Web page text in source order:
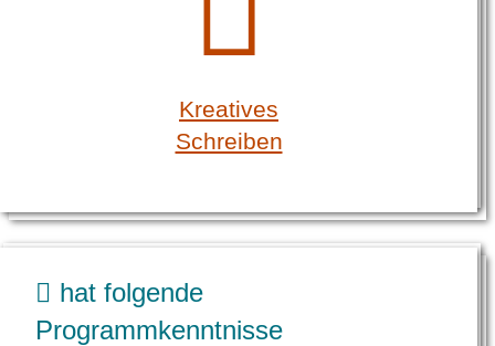
Kreatives
Schreiben
hat folgende
Programmkenntnisse